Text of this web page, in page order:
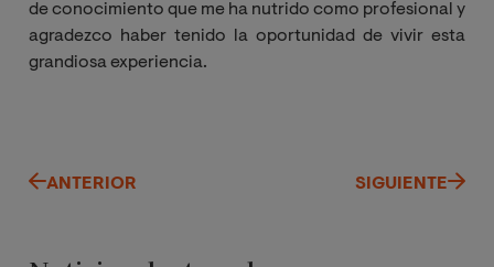
de conocimiento que me ha nutrido como profesional y
agradezco haber tenido la oportunidad de vivir esta
grandiosa experiencia.
ANTERIOR SIGUIENTE